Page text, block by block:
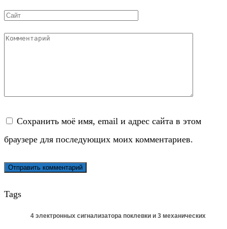
Сайт
Комментарий
Сохранить моё имя, email и адрес сайта в этом
браузере для последующих моих комментариев.
Tags
4 электронных сигнализатора поклевки и 3 механических